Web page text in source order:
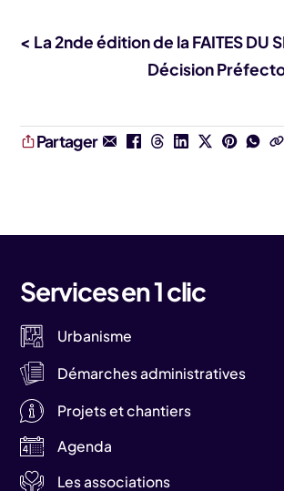
< La 2nde édition de la FAITES DU
Décision
Partager
Services en 1 clic
Urbanisme
Démarches administratives
Projets et chantiers
Agenda
Les associations